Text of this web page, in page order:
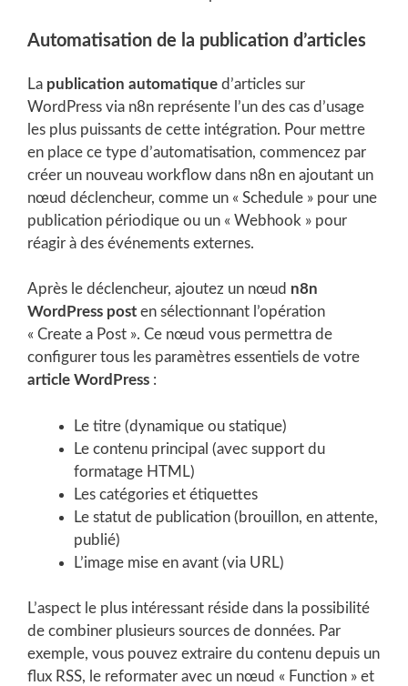
Automatisation de la publication d’articles
La publication automatique d’articles sur
WordPress via n8n représente l’un des cas d’usage
les plus puissants de cette intégration. Pour mettre
en place ce type d’automatisation, commencez par
créer un nouveau workflow dans n8n en ajoutant un
nœud déclencheur, comme un « Schedule » pour une
publication périodique ou un « Webhook » pour
réagir à des événements externes.
Après le déclencheur, ajoutez un nœud n8n
WordPress post en sélectionnant l’opération
« Create a Post ». Ce nœud vous permettra de
configurer tous les paramètres essentiels de votre
article WordPress :
Le titre (dynamique ou statique)
Le contenu principal (avec support du
formatage HTML)
Les catégories et étiquettes
Le statut de publication (brouillon, en attente,
publié)
L’image mise en avant (via URL)
L’aspect le plus intéressant réside dans la possibilité
de combiner plusieurs sources de données. Par
exemple, vous pouvez extraire du contenu depuis un
flux RSS, le reformater avec un nœud « Function » et